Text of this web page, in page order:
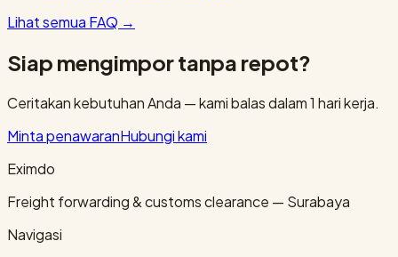
Lihat semua FAQ →
Siap mengimpor tanpa repot?
Ceritakan kebutuhan Anda — kami balas dalam 1 hari kerja.
Minta penawaranHubungi kami
Eximdo
Freight forwarding & customs clearance — Surabaya
Navigasi